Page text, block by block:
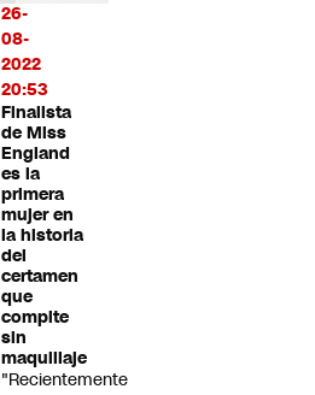
26-
08-
2022
20:53
Finalista
de Miss
England
es la
primera
mujer en
la historia
del
certamen
que
compite
sin
maquillaje
"Recientemente